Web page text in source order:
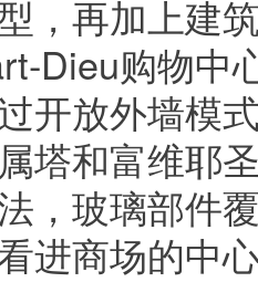
，再加上建
Dieu购物中
开放外墙模
塔和富维耶
，玻璃部件
进商场的中